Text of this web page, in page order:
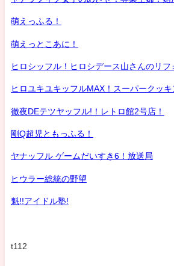
萌えっふる！
萌えっとこあに！
ヒロシッフル！ヒロシデース山さんのリフ
ヒロユキユキッフルMAX！スーパークッキ
徹夜DEテツヤッフル!！レトロ館2号店！
剛Q超児ともっふる！
ヤナッフル ゲームだいすき6！放送局
ヒウラー総統の野望
魁!!アイドル塾!
t112